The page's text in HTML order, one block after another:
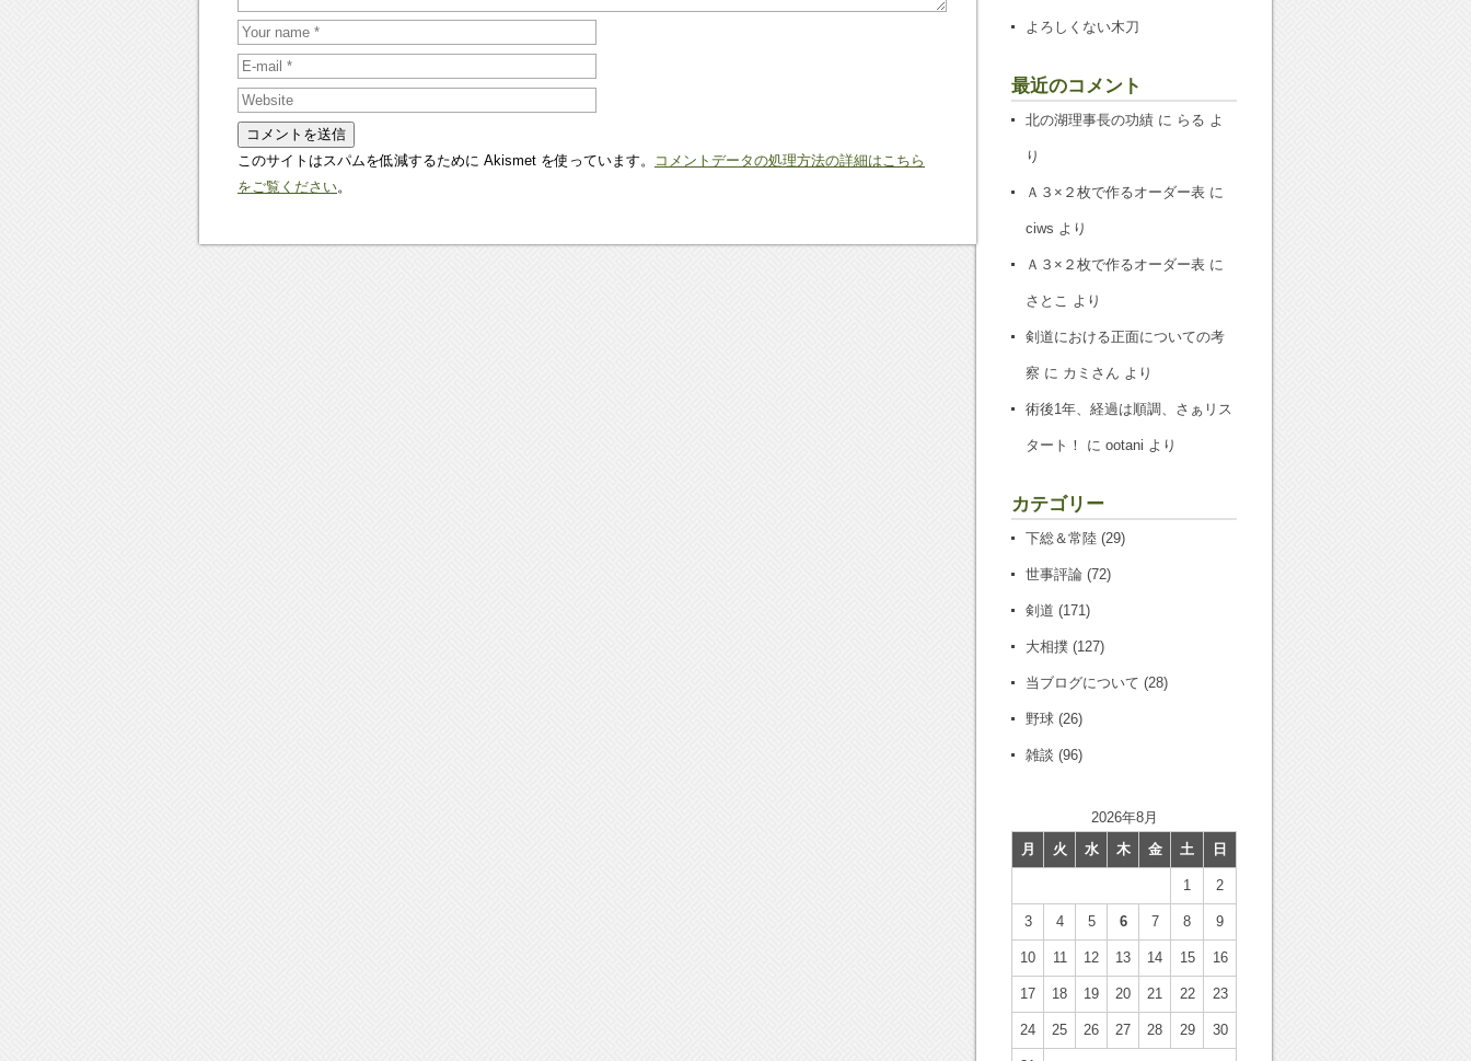
このサイトはスパムを低減するために Akismet を使っています。
コメントデータの処理方法の詳細はこちら
をご覧ください。
よろしくない木刀
最近のコメント
北の湖理事長の功績 に らる よ
り
Ａ３×２枚で作るオーダー表 に
ciws より
Ａ３×２枚で作るオーダー表 に
さとこ より
剣道における正面についての考
察 に カミさん より
術後1年、経過は順調、さぁリス
タート！ に ootani より
カテゴリー
下総＆常陸 (29)
世事評論 (72)
剣道 (171)
大相撲 (127)
当ブログについて (28)
野球 (26)
雑談 (96)
2026年8月
月
火 水 木 金 土 日
1 2
3 4 5 6 7 8 9
10 11 12 13 14 15 16
17 18 19 20 21 22 23
24 25 26 27 28 29 30